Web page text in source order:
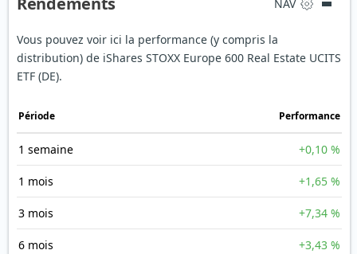
NAV
Vous pouvez voir ici la performance (y compris la
distribution) de iShares STOXX Europe 600 Real Estate UCITS
ETF (DE).
Période Performance
1 semaine +0,10 %
1 mois +1,65 %
3 mois +7,34 %
6 mois +3,43 %